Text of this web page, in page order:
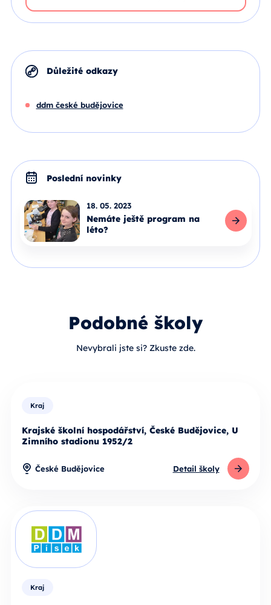
Důležité odkazy
ddm české budějovice
Poslední novinky
18. 05. 2023
Nemáte ještě program na
léto?
Celý článek
Podobné školy
Nevybrali jste si? Zkuste zde.
Kraj
Krajské školní hospodářství, České Budějovice, U
Zimního stadionu 1952/2
České Budějovice Detail školy
Kraj